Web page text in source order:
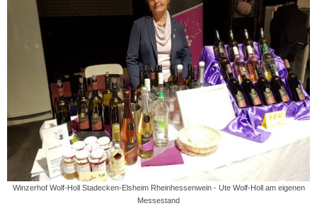
Winzerhof Wolf-Holl Stadecken-Elsheim Rheinhessenwein - Ute Wolf-Holl am eigenen
Messestand